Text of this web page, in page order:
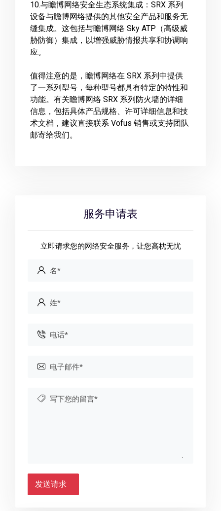
10.与瞻博网络安全生态系统集成：SRX 系列
设备与瞻博网络提供的其他安全产品和服务无
缝集成。这包括与瞻博网络 Sky ATP（高级威
胁防御）集成，以增强威胁情报共享和协调响
应。
值得注意的是，瞻博网络在 SRX 系列中提供
了一系列型号，每种型号都具有特定的特性和
功能。有关瞻博网络 SRX 系列防火墙的详细
信息，包括具体产品规格、许可详细信息和技
术文档，建议直接联系 Vofus 销售或支持团队
邮寄给我们。
服务申请表
立即请求您的网络安全服务，让您高枕无忧
发送请求